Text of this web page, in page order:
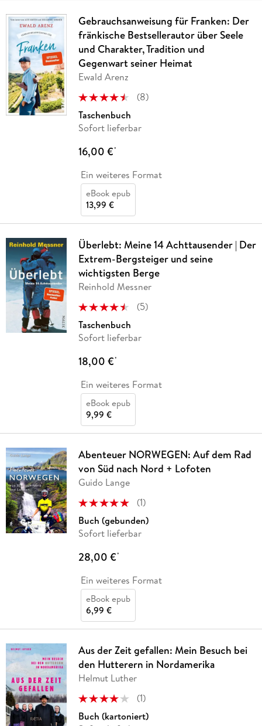
Gebrauchsanweisung für Franken: Der
fränkische Bestsellerautor über Seele
und Charakter, Tradition und
Gegenwart seiner Heimat
Ewald Arenz
(8)
Taschenbuch
Sofort lieferbar
16,00 €*
Ein weiteres Format
eBook epub
13,99 €
Überlebt: Meine 14 Achttausender | Der
Extrem-Bergsteiger und seine
wichtigsten Berge
Reinhold Messner
(5)
Taschenbuch
Sofort lieferbar
18,00 €*
Ein weiteres Format
eBook epub
9,99 €
Abenteuer NORWEGEN: Auf dem Rad
von Süd nach Nord + Lofoten
Guido Lange
(1)
Buch (gebunden)
Sofort lieferbar
28,00 €*
Ein weiteres Format
eBook epub
6,99 €
Aus der Zeit gefallen: Mein Besuch bei
den Hutterern in Nordamerika
Helmut Luther
(1)
Buch (kartoniert)